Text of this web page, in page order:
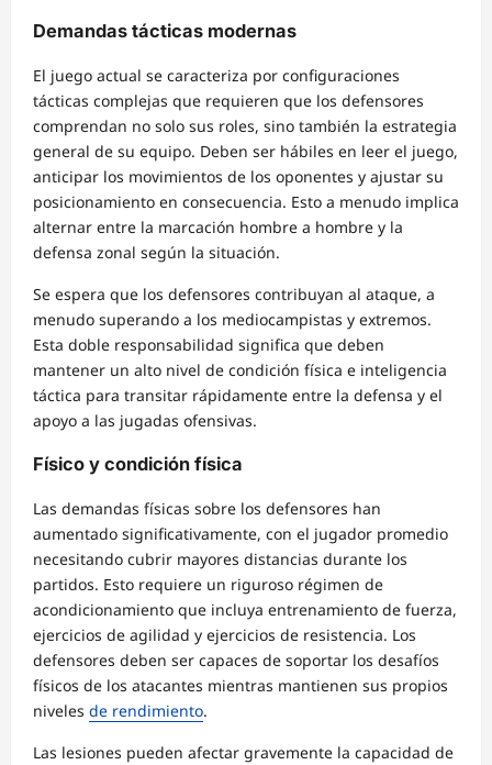
Demandas tácticas modernas
El juego actual se caracteriza por configuraciones
tácticas complejas que requieren que los defensores
comprendan no solo sus roles, sino también la estrategia
general de su equipo. Deben ser hábiles en leer el juego,
anticipar los movimientos de los oponentes y ajustar su
posicionamiento en consecuencia. Esto a menudo implica
alternar entre la marcación hombre a hombre y la
defensa zonal según la situación.
Se espera que los defensores contribuyan al ataque, a
menudo superando a los mediocampistas y extremos.
Esta doble responsabilidad significa que deben
mantener un alto nivel de condición física e inteligencia
táctica para transitar rápidamente entre la defensa y el
apoyo a las jugadas ofensivas.
Físico y condición física
Las demandas físicas sobre los defensores han
aumentado significativamente, con el jugador promedio
necesitando cubrir mayores distancias durante los
partidos. Esto requiere un riguroso régimen de
acondicionamiento que incluya entrenamiento de fuerza,
ejercicios de agilidad y ejercicios de resistencia. Los
defensores deben ser capaces de soportar los desafíos
físicos de los atacantes mientras mantienen sus propios
niveles de rendimiento.
Las lesiones pueden afectar gravemente la capacidad de